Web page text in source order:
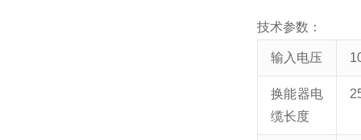
技术参数：
输入电压
换能器电
缆长度